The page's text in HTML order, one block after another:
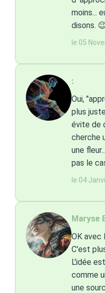
moins...
disons.
le 05
:
Oui,
plus
évite de
cherche
une
pas le
le 04
Maryse
OK avec
C'est
L'idée
comme
une